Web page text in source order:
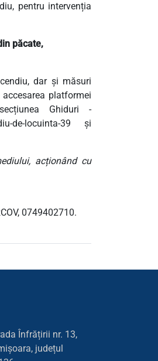
pentru intervenția
păcate,
dar și măsuri
platformei
Ghiduri -
de-locuinta-39 și
acționând cu
0749402710.
Înfrățirii nr. 13,
județul